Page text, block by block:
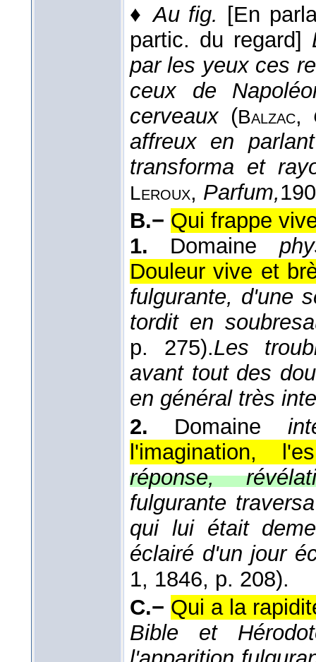
♦Au fig. [En
partic. du regard]
par les yeux ces
ceux de
cerveaux(Balzac,
affreux en
transforma et
Leroux, Parfum,
B.− Qui frappe
1. Domaine
Douleur vive et
fulgurante, d'une
tordit en
p. 275).Les
avant tout des
en général très
2. Domaine
l'imagination,
réponse,
fulgurante
qui lui était
éclairé d'un jour
1, 1846, p. 208).
C.− Qui a la
Bible et